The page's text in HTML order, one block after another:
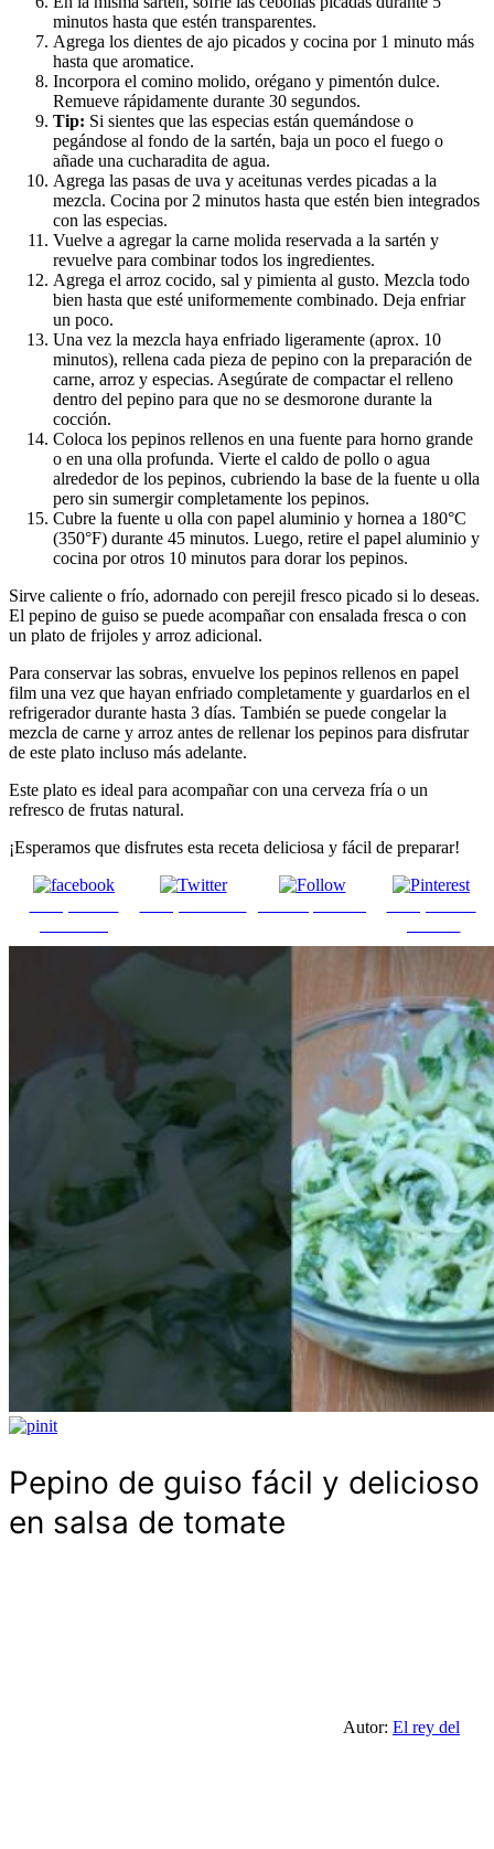
minutos hasta que estén transparentes.
Agrega los dientes de ajo picados y cocina por 1 minuto más
hasta que aromatice.
Incorpora el comino molido, orégano y pimentón dulce.
Remueve rápidamente durante 30 segundos.
Tip: Si sientes que las especias están quemándose o
pegándose al fondo de la sartén, baja un poco el fuego o
añade una cucharadita de agua.
Agrega las pasas de uva y aceitunas verdes picadas a la
mezcla. Cocina por 2 minutos hasta que estén bien integrados
con las especias.
Vuelve a agregar la carne molida reservada a la sartén y
revuelve para combinar todos los ingredientes.
Agrega el arroz cocido, sal y pimienta al gusto. Mezcla todo
bien hasta que esté uniformemente combinado. Deja enfriar
un poco.
Una vez la mezcla haya enfriado ligeramente (aprox. 10
minutos), rellena cada pieza de pepino con la preparación de
carne, arroz y especias. Asegúrate de compactar el relleno
dentro del pepino para que no se desmorone durante la
cocción.
Coloca los pepinos rellenos en una fuente para horno grande
o en una olla profunda. Vierte el caldo de pollo o agua
alrededor de los pepinos, cubriendo la base de la fuente u olla
pero sin sumergir completamente los pepinos.
Cubre la fuente u olla con papel aluminio y hornea a 180°C
(350°F) durante 45 minutos. Luego, retire el papel aluminio y
cocina por otros 10 minutos para dorar los pepinos.
Sirve caliente o frío, adornado con perejil fresco picado si lo deseas.
El pepino de guiso se puede acompañar con ensalada fresca o con
un plato de frijoles y arroz adicional.
Para conservar las sobras, envuelve los pepinos rellenos en papel
film una vez que hayan enfriado completamente y guardarlos en el
refrigerador durante hasta 3 días. También se puede congelar la
mezcla de carne y arroz antes de rellenar los pepinos para disfrutar
de este plato incluso más adelante.
Este plato es ideal para acompañar con una cerveza fría o un
refresco de frutas natural.
¡Esperamos que disfrutes esta receta deliciosa y fácil de preparar!
Pepino de guiso fácil y delicioso
en salsa de tomate
Autor: El rey del